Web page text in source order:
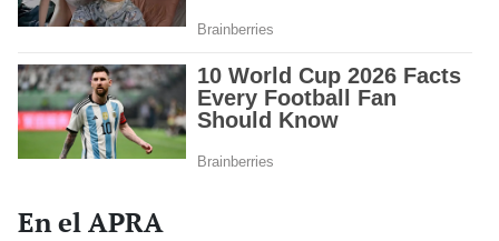
En el APRA